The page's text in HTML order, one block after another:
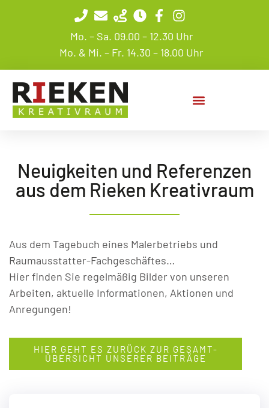
Mo. – Sa. 09.00 – 12.30 Uhr
Mo. & Mi. – Fr. 14.30 – 18.00 Uhr
Neuigkeiten und Referenzen
aus dem Rieken Kreativraum
Aus dem Tagebuch eines Malerbetriebs und
Raumausstatter-Fachgeschäftes…
Hier finden Sie regelmäßig Bilder von unseren
Arbeiten, aktuelle Informationen, Aktionen und
Anregungen!
HIER GEHT ES ZURÜCK ZUR GESAMT-
ÜBERSICHT UNSERER BEITRÄGE